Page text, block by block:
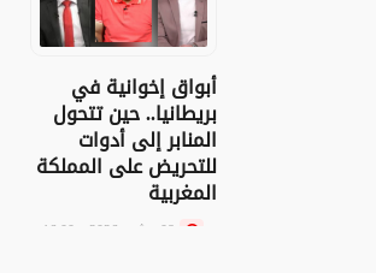
أبواق إخوانية في
بريطانيا.. حين تتحول
المنابر إلى أدوات
للتحريض على المملكة
المغربية